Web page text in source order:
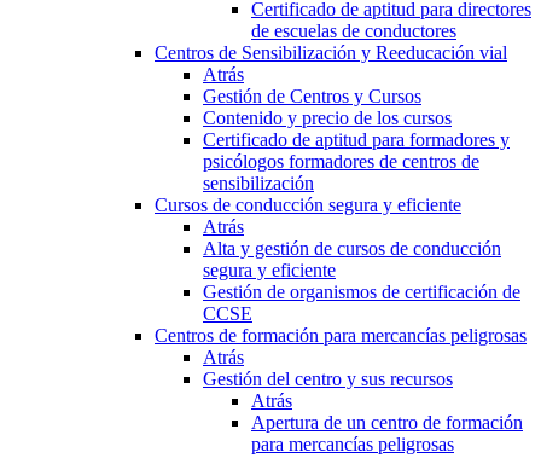
Certificado de aptitud para directores
de escuelas de conductores
Centros de Sensibilización y Reeducación vial
Atrás
Gestión de Centros y Cursos
Contenido y precio de los cursos
Certificado de aptitud para formadores y
psicólogos formadores de centros de
sensibilización
Cursos de conducción segura y eficiente
Atrás
Alta y gestión de cursos de conducción
segura y eficiente
Gestión de organismos de certificación de
CCSE
Centros de formación para mercancías peligrosas
Atrás
Gestión del centro y sus recursos
Atrás
Apertura de un centro de formación
para mercancías peligrosas